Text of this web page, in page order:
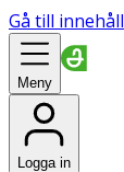
Gå till innehåll
Meny
Logga in